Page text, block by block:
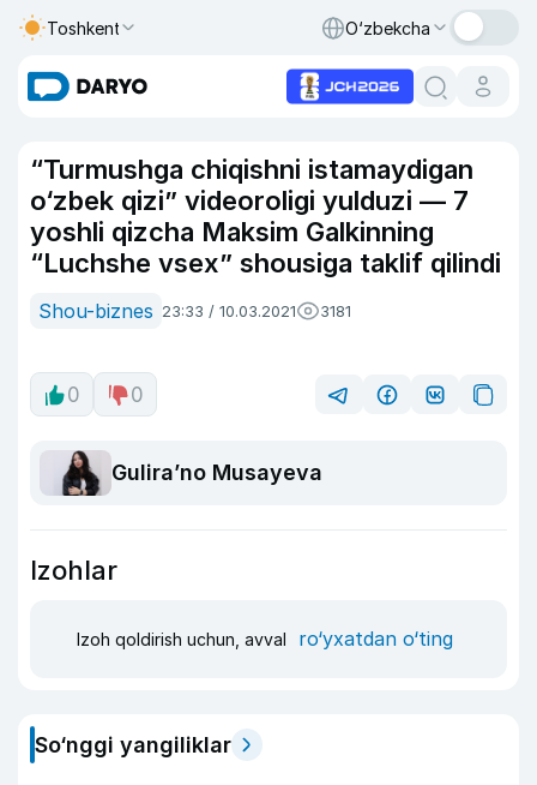
Toshkent O‘zbekcha
“Turmushga chiqishni istamaydigan
o‘zbek qizi” videoroligi yulduzi — 7
yoshli qizcha Maksim Galkinning
“Luchshe vsex” shousiga taklif qilindi
Shou-biznes 23:33 / 10.03.2021 3181
0 0
Guliraʼno Musayeva
Izohlar
Izoh qoldirish uchun, avval ro‘yxatdan o‘ting
So‘nggi yangiliklar